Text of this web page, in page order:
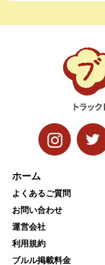
ホーム
よくあるご質問
お問い合わせ
運営会社
利用規約
ブルル掲載料金